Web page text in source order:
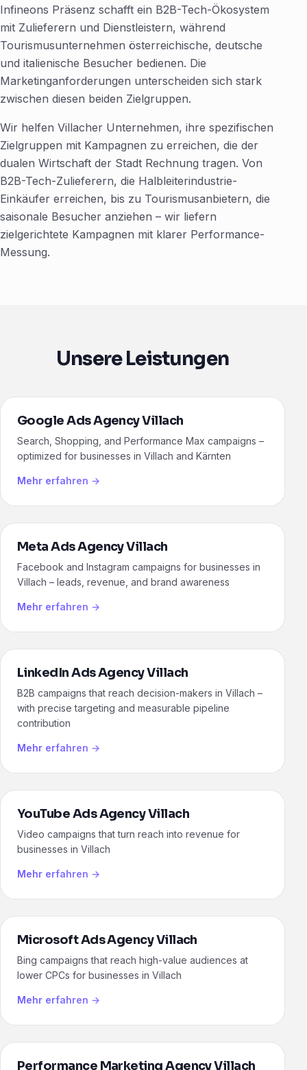
Infineons Präsenz schafft ein B2B-Tech-Ökosystem
mit Zulieferern und Dienstleistern, während
Tourismusunternehmen österreichische, deutsche
und italienische Besucher bedienen. Die
Marketinganforderungen unterscheiden sich stark
zwischen diesen beiden Zielgruppen.
Wir helfen Villacher Unternehmen, ihre spezifischen
Zielgruppen mit Kampagnen zu erreichen, die der
dualen Wirtschaft der Stadt Rechnung tragen. Von
B2B-Tech-Zulieferern, die Halbleiterindustrie-
Einkäufer erreichen, bis zu Tourismusanbietern, die
saisonale Besucher anziehen – wir liefern
zielgerichtete Kampagnen mit klarer Performance-
Messung.
Unsere Leistungen
Google Ads Agency Villach
Search, Shopping, and Performance Max campaigns –
optimized for businesses in Villach and Kärnten
Mehr erfahren →
Meta Ads Agency Villach
Facebook and Instagram campaigns for businesses in
Villach – leads, revenue, and brand awareness
Mehr erfahren →
LinkedIn Ads Agency Villach
B2B campaigns that reach decision-makers in Villach –
with precise targeting and measurable pipeline
contribution
Mehr erfahren →
YouTube Ads Agency Villach
Video campaigns that turn reach into revenue for
businesses in Villach
Mehr erfahren →
Microsoft Ads Agency Villach
Bing campaigns that reach high-value audiences at
lower CPCs for businesses in Villach
Mehr erfahren →
Performance Marketing Agency Villach